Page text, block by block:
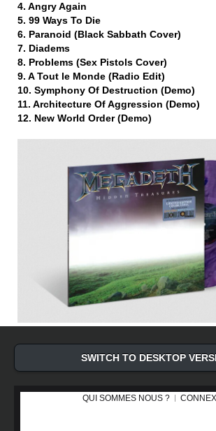
4. Angry Again
5. 99 Ways To Die
6. Paranoid (Black Sabbath Cover)
7. Diadems
8. Problems (Sex Pistols Cover)
9. A Tout le Monde (Radio Edit)
10. Symphony Of Destruction (Demo)
11. Architecture Of Aggression (Demo)
12. New World Order (Demo)
SWITCH TO DESKTOP
QUI SOMMES NOUS ?